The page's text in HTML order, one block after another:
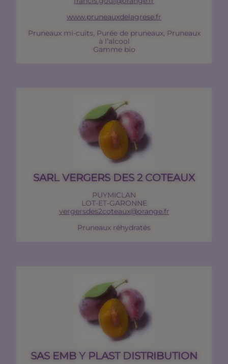
www.pruneauxdelagrese.fr
Pruneaux mi-cuits, Purée de pruneaux, Pruneaux
à l’alcool
Gamme bio
SARL VERGERS DES 2 COTEAUX
PUYMICLAN
LOT-ET-GARONNE
vergersdes2coteaux@orange.fr
Pruneaux réhydratés
SAS EMB Y PLAST DISTRIBUTION